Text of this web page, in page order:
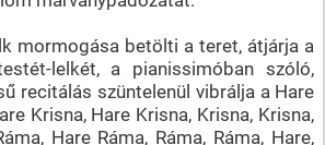
mormogása betölti a teret, átjárja a
lelkét, a pianissimóban szóló,
recitálás szüntelenül vibrálja a Hare
Krisna, Hare Krisna, Krisna, Krisna,
Hare Ráma, Ráma, Ráma, Hare,